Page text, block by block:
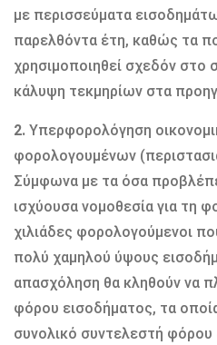
με περισσεύματα
παρελθόντα έτη, καθώς τα
χρησιμοποιηθεί σχεδόν στο
κάλυψη τεκμηρίων στα
2. Υπερφορολόγηση
φορολογουμένων
Σύμφωνα με τα όσα
ισχύουσα νομοθεσία για τη
χιλιάδες φορολογούμενοι
πολύ χαμηλού ύψους
απασχόληση θα κληθούν να
φόρου εισοδήματος, τα
συνολικό συντελεστή